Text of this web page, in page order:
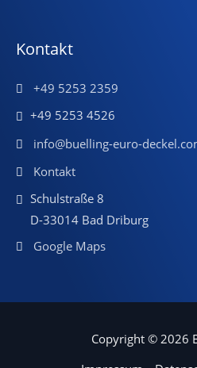
Kontakt
+49 5253 2359
+49 5253 4526
info@buelling-euro-
Kontakt
Schulstraße 8
D-33014 Bad Driburg
Google Maps
Copyright © 2026